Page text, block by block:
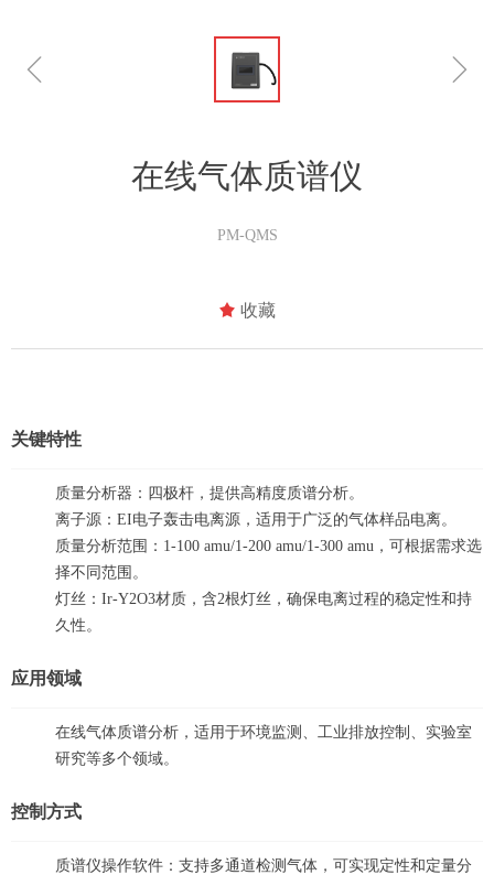
ꁆ ꁇ
在线气体质谱仪
PM-QMS
关键特性
质量分析器：四极杆，提供高精度质谱分析。
离子源：EI电子轰击电离源，适用于广泛的气体样品电离。
质量分析范围：1-100 amu/1-200 amu/1-300 amu，可根据需求选
择不同范围。
灯丝：Ir-Y2O3材质，含2根灯丝，确保电离过程的稳定性和持
久性。
应用领域
在线气体质谱分析，适用于环境监测、工业排放控制、实验室
研究等多个领域。
控制方式
质谱仪操作软件：支持多通道检测气体，可实现定性和定量分
끄 收藏